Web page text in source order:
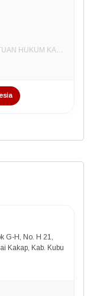
Sebuah kiriman dibagikan oleh LEMBAGA BANTUAN HUKUM KAPUAS RAYA INDONESIA (@lbhkapuasrayaindonesia)
G-H, No. H 21,
Kakap, Kab. Kubu